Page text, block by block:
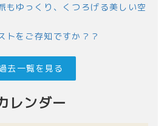
もゆっくり、くつろげる美しい空
トをご存知ですか？？
去一覧を見る
レンダー